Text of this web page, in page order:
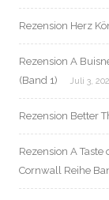
Rezension Herz
Rezension A
(Band 1)
Juli 3,
Rezension Better
Rezension A
Cornwall Reihe